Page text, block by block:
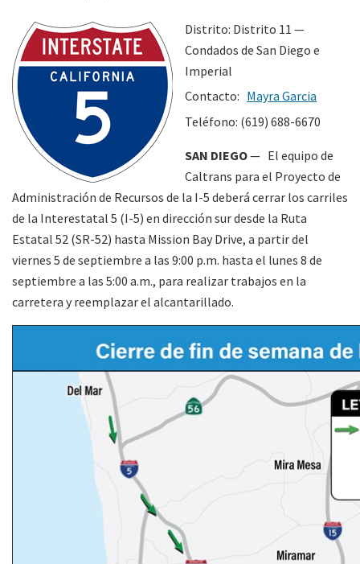
Distrito: Distrito 11 —
Condados de San Diego e
Imperial
Contacto: Mayra Garcia
Teléfono: (619) 688-6670
SAN DIEGO— El equipo de
Caltrans para el Proyecto de
Administración de Recursos de la I-5 deberá cerrar los carriles
de la Interestatal 5 (I-5) en dirección sur desde la Ruta
Estatal 52 (SR-52) hasta Mission Bay Drive, a partir del
viernes 5 de septiembre a las 9:00 p.m. hasta el lunes 8 de
septiembre a las 5:00 a.m., para realizar trabajos en la
carretera y reemplazar el alcantarillado.